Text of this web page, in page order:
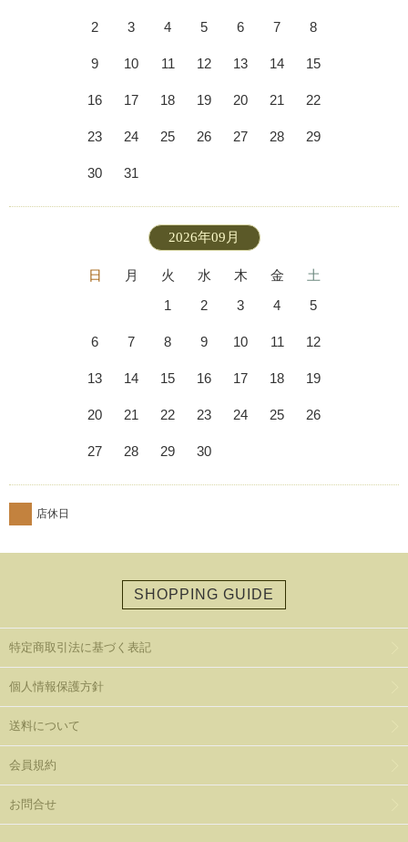
2 3 4 5 6 7 8
9 10 11 12 13 14 15
16 17 18 19 20 21 22
23 24 25 26 27 28 29
30 31
2026年09月
日 月 火 水 木 金
土
1
2 3 4 5
6 7 8 9 10 11 12
13 14 15 16 17 18 19
20 21 22 23 24 25 26
27 28 29 30
店休日
SHOPPING GUIDE
特定商取引法に基づく表記
個人情報保護方針
送料について
会員規約
お問合せ